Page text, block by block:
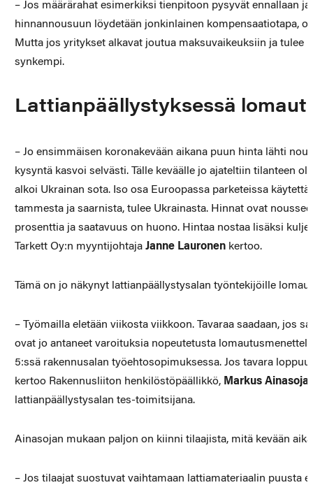
– Jos määrärahat esimerkiksi tienpitoon pysyvät ennallaan
hinnannousuun löydetään jonkinlainen kompensaatiotapa,
Mutta jos yritykset alkavat joutua maksuvaikeuksiin ja tulee
synkempi.
Lattianpäällystyksessä
– Jo ensimmäisen koronakevään aikana puun hinta lähti
kysyntä kasvoi selvästi. Tälle keväälle jo ajateltiin tilanteen
alkoi Ukrainan sota. Iso osa Euroopassa parketeissa
tammesta ja saarnista, tulee Ukrainasta. Hinnat ovat
prosenttia ja saatavuus on huono. Hintaa nostaa lisäksi
Tarkett Oy:n myyntijohtaja Janne Lauronenkertoo.
Tämä on jo näkynyt lattianpäällystysalan työntekijöille
– Työmailla eletään viikosta viikkoon. Tavaraa saadaan, jos
ovat jo antaneet varoituksia nopeutetusta
5:ssä rakennusalan työehtosopimuksessa. Jos tavara
kertoo Rakennusliiton henkilöstöpäällikkö, Markus Ainasoja
lattianpäällystysalan tes-toimitsijana.
Ainasojan mukaan paljon on kiinni tilaajista, mitä kevään
– Jos tilaajat suostuvat vaihtamaan lattiamateriaalin puusta